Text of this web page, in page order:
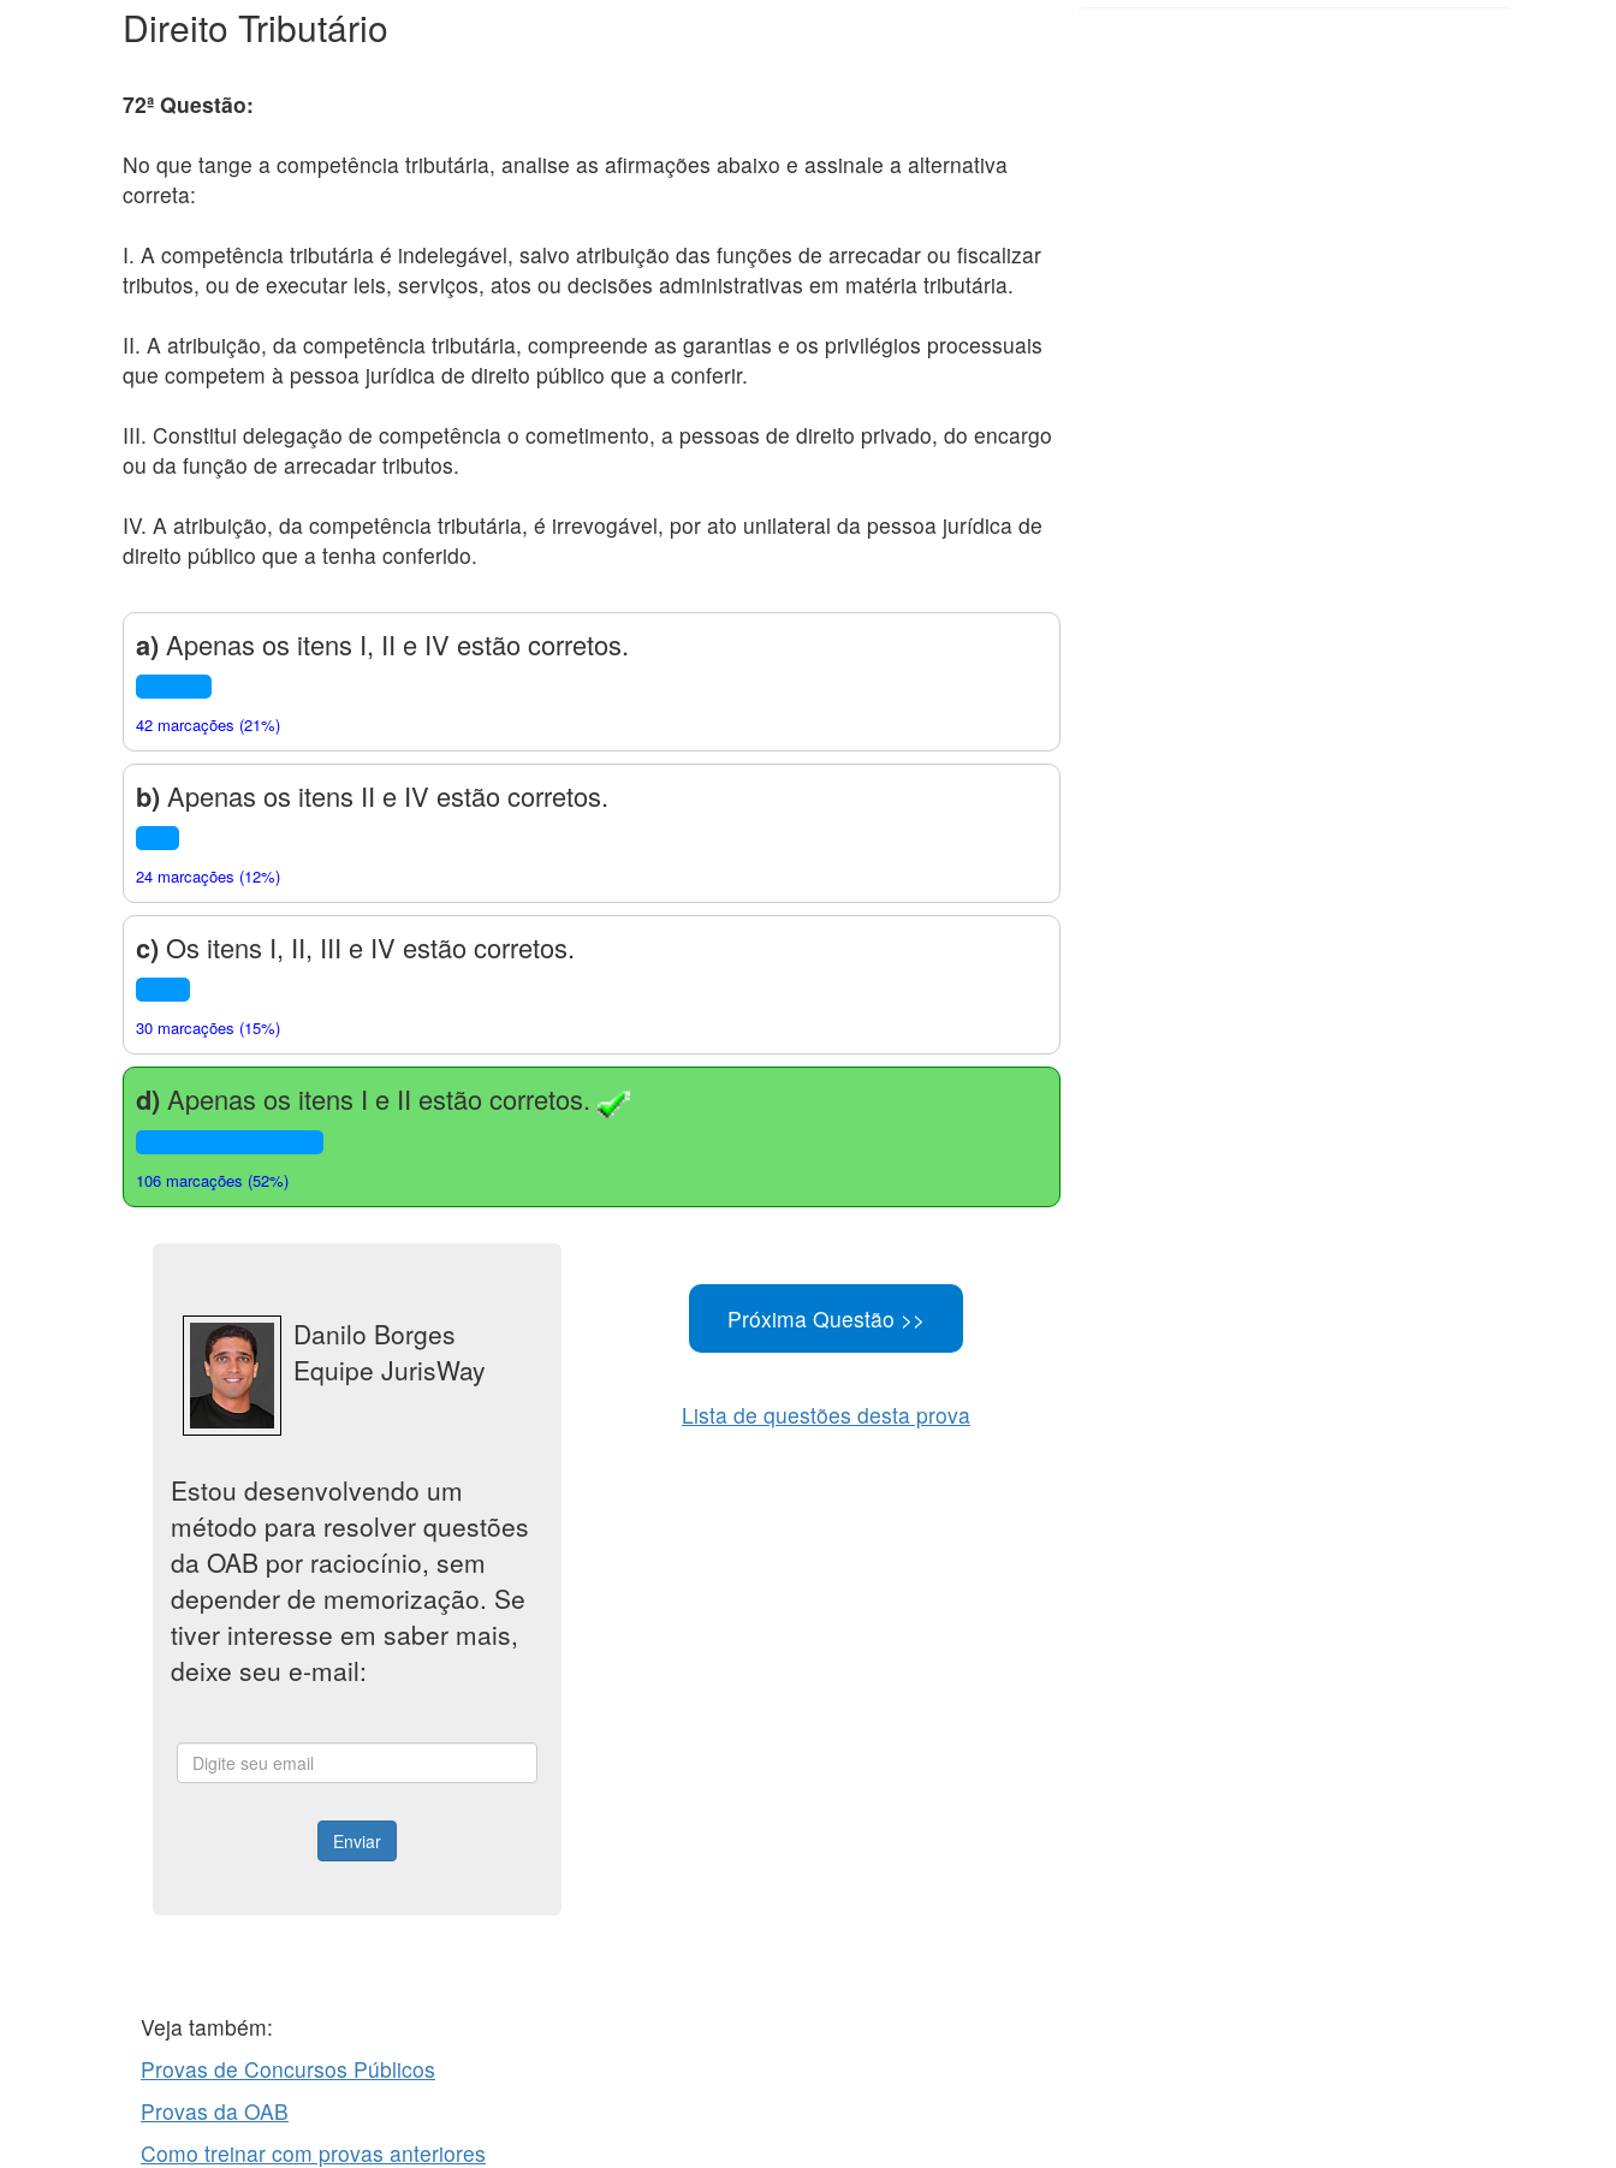
Direito Tributário
72ª Questão:
No que tange a competência tributária, analise as afirmações abaixo e assinale a alternativa
correta:
I. A competência tributária é indelegável, salvo atribuição das funções de arrecadar ou fiscalizar
tributos, ou de executar leis, serviços, atos ou decisões administrativas em matéria tributária.
II. A atribuição, da competência tributária, compreende as garantias e os privilégios processuais
que competem à pessoa jurídica de direito público que a conferir.
III. Constitui delegação de competência o cometimento, a pessoas de direito privado, do encargo
ou da função de arrecadar tributos.
IV. A atribuição, da competência tributária, é irrevogável, por ato unilateral da pessoa jurídica de
direito público que a tenha conferido.
a)Apenas os itens I, II e IV estão corretos.
42 marcações (21%)
b)Apenas os itens II e IV estão corretos.
24 marcações (12%)
c)Os itens I, II, III e IV estão corretos.
30 marcações (15%)
d) Apenas os itens I e II estão corretos.
106 marcações (52%)
Danilo Borges
Equipe JurisWay
Estou desenvolvendo um
método para resolver questões
da OAB por raciocínio, sem
depender de memorização. Se
tiver interesse em saber mais,
deixe seu e-mail:
Enviar
Lista de questões desta prova
Veja também:
Provas de Concursos Públicos
Provas da OAB
Como treinar com provas anteriores